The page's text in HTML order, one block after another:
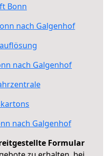
Bonn
nach Galgenhof
nach Galgenhof
nach Galgenhof
Formular